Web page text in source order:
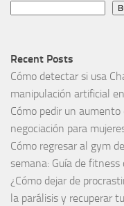
Recent Posts
Cómo detectar si usa
manipulación artificial
Cómo pedir un aumento
negociación para
Cómo regresar al gym
semana: Guía de fitness
¿Cómo dejar de
la parálisis y recuperar